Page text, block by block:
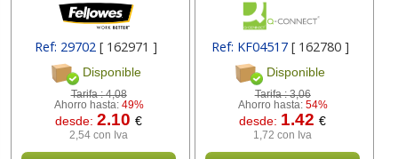
Ref: 29702[ 162971 ]
Disponible
Tarifa :4,08
Ahorro hasta: 49%
desde:2.10€
2,54 con Iva
Ref: KF04517 [ 162780 ]
Disponible
Tarifa :3,06
Ahorro hasta: 54%
desde: 1.42€
1,72 con Iva